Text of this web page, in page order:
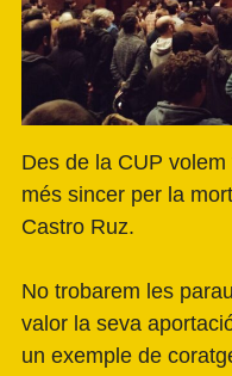
Des de la CUP
més sincer per la
Castro Ruz.
No trobarem les
valor la seva
un exemple de